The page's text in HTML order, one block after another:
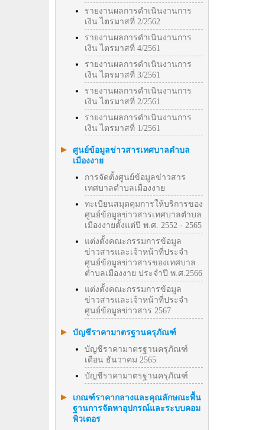
รายงานผลการดำเนินงานการ
เงิน ไตรมาสที่ 2/2562
รายงานผลการดำเนินงานการ
เงิน ไตรมาสที่ 4/2561
รายงานผลการดำเนินงานการ
เงิน ไตรมาสที่ 3/2561
รายงานผลการดำเนินงานการ
เงิน ไตรมาสที่ 2/2561
รายงานผลการดำเนินงานการ
เงิน ไตรมาสที่ 1/2561
ศูนย์ข้อมูลข่าวสารเทศบาลตำบล
เมืองงาย
การจัดตั้งศูนย์ข้อมูลข่าวสาร
เทศบาลตำบลเมืองงาย
ทะเบียนสมุดคุมการให้บริการของ
ศูนย์ข้อมูลข่าวสารเทศบาลตำบล
เมืองงายตั้งแต่ปี พ.ศ. 2552 - 2565
แต่งตั้งคณะกรรมการข้อมูล
ข่าวสารและเจ้าหน้าที่ประจำ
ศูนย์ข้อมูลข่าวสารของเทศบาล
ตำบลเมืองงาย ประจำปี พ.ศ.2566
แต่งตั้งคณะกรรมการข้อมูล
ข่าวสารและเจ้าหน้าที่ประจำ
ศูนย์ข้อมูลข่าวสาร 2567
บัญชีราคามาตรฐานครุภัณฑ์
บัญชีราคามาตรฐานครุภัณฑ์
เดือน ธันวาคม 2565
บัญชีราคามาตรฐานครุภัณฑ์
เกณฑ์ราคากลางและคุณลักษณะพื้น
ฐานการจัดหาอุปกรณ์และระบบคอม
พิวเตอร